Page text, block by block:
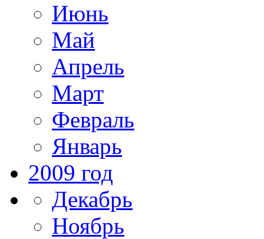
Июнь
Май
Апрель
Март
Февраль
Январь
2009 год
Декабрь
Ноябрь